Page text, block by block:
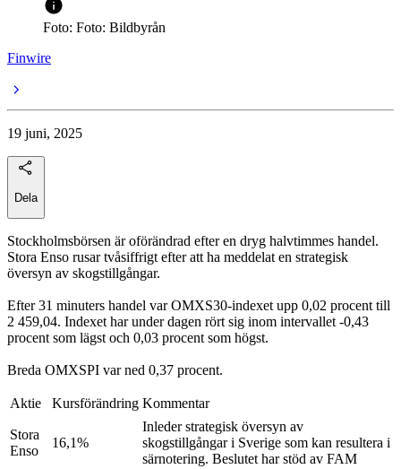
Foto: Foto: Bildbyrån
Finwire
19 juni, 2025
Dela
Stockholmsbörsen är oförändrad efter en dryg halvtimmes handel.
Stora Enso rusar tvåsiffrigt efter att ha meddelat en strategisk
översyn av skogstillgångar.
Efter 31 minuters handel var OMXS30-indexet upp 0,02 procent till
2 459,04. Indexet har under dagen rört sig inom intervallet -0,43
procent som lägst och 0,03 procent som högst.
Breda OMXSPI var ned 0,37 procent.
Aktie Kursförändring Kommentar
Stora
Enso
16,1%
Inleder strategisk översyn av
skogstillgångar i Sverige som kan resultera i
särnotering. Beslutet har stöd av FAM